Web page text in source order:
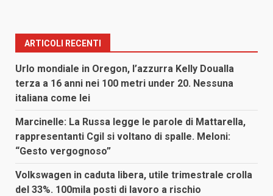
ARTICOLI RECENTI
Urlo mondiale in Oregon, l’azzurra Kelly Doualla
terza a 16 anni nei 100 metri under 20. Nessuna
italiana come lei
Marcinelle: La Russa legge le parole di Mattarella,
rappresentanti Cgil si voltano di spalle. Meloni:
“Gesto vergognoso”
Volkswagen in caduta libera, utile trimestrale crolla
del 33%. 100mila posti di lavoro a rischio